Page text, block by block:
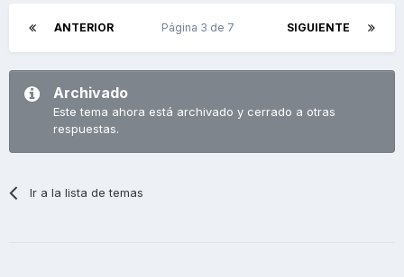
ANTERIOR SIGUIENTE
Página 3 de 7
Archivado
Este tema ahora está archivado y cerrado a otras
respuestas.
Ir a la lista de temas